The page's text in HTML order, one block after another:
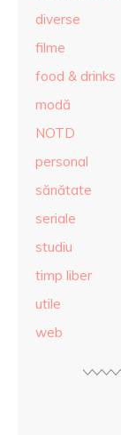
diverse
filme
food & drinks
modă
NOTD
personal
sănătate
seriale
studiu
timp liber
utile
web